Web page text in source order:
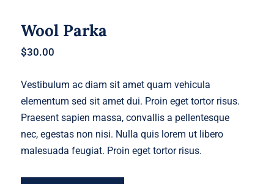
Wool Parka
$30.00
Vestibulum ac diam sit amet quam vehicula
elementum sed sit amet dui. Proin eget tortor risus.
Praesent sapien massa, convallis a pellentesque
nec, egestas non nisi. Nulla quis lorem ut libero
malesuada feugiat. Proin eget tortor risus.